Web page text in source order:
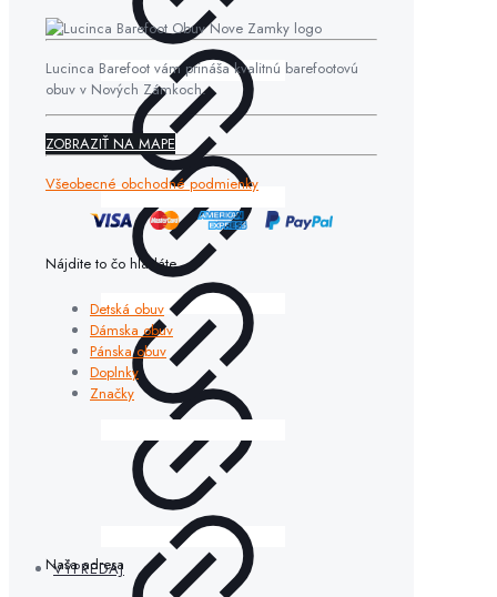
VÝPREDAJ
Lucinca Barefoot vám prináša kvalitnú barefootovú
obuv v Nových Zámkoch.
ZOBRAZIŤ NA MAPE
Všeobecné obchodné podmienky
Nájdite to čo hľadáte
Detská obuv
Dámska obuv
Pánska obuv
Doplnky
Značky
Naša adresa